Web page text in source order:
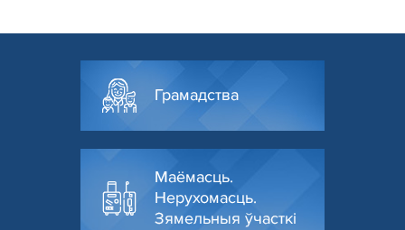
Грамадства
Маёмасць.
Нерухомасць.
Зямельныя ўчасткі